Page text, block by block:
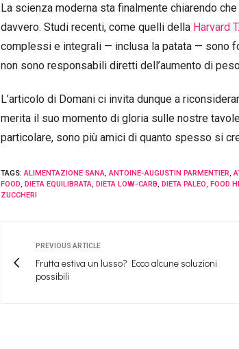
La scienza moderna sta finalmente chiarendo
davvero. Studi recenti, come quelli della Harvard
complessi e integrali — inclusa la patata — sono
non sono responsabili diretti dell’aumento di
L’articolo di Domani ci invita dunque a
merita il suo momento di gloria sulle nostre
particolare, sono più amici di quanto spesso si
TAGS: ALIMENTAZIONE SANA ANTOINE-AUGUSTIN PARMENTIER
FOOD DIETA EQUILIBRATA DIETA LOW-CARB DIETA PALEO FOOD
ZUCCHERI
PREVIOUS ARTICLE
Frutta estiva un lusso? Ecco alcune soluzioni
possibili